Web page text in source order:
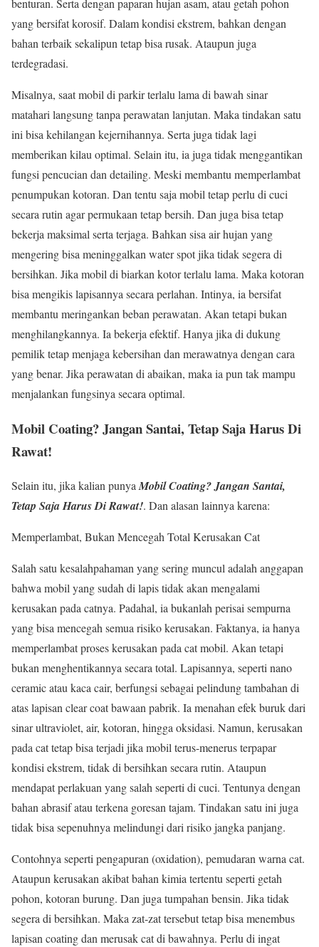
benturan. Serta dengan paparan hujan asam, atau getah pohon
yang bersifat korosif. Dalam kondisi ekstrem, bahkan dengan
bahan terbaik sekalipun tetap bisa rusak. Ataupun juga
terdegradasi.
Misalnya, saat mobil di parkir terlalu lama di bawah sinar
matahari langsung tanpa perawatan lanjutan. Maka tindakan satu
ini bisa kehilangan kejernihannya. Serta juga tidak lagi
memberikan kilau optimal. Selain itu, ia juga tidak menggantikan
fungsi pencucian dan detailing. Meski membantu memperlambat
penumpukan kotoran. Dan tentu saja mobil tetap perlu di cuci
secara rutin agar permukaan tetap bersih. Dan juga bisa tetap
bekerja maksimal serta terjaga. Bahkan sisa air hujan yang
mengering bisa meninggalkan water spot jika tidak segera di
bersihkan. Jika mobil di biarkan kotor terlalu lama. Maka kotoran
bisa mengikis lapisannya secara perlahan. Intinya, ia bersifat
membantu meringankan beban perawatan. Akan tetapi bukan
menghilangkannya. Ia bekerja efektif. Hanya jika di dukung
pemilik tetap menjaga kebersihan dan merawatnya dengan cara
yang benar. Jika perawatan di abaikan, maka ia pun tak mampu
menjalankan fungsinya secara optimal.
Mobil Coating? Jangan Santai, Tetap Saja Harus Di
Rawat!
Selain itu, jika kalian punyaMobil Coating? Jangan Santai,
Tetap Saja Harus Di Rawat!. Dan alasan lainnya karena:
Memperlambat, Bukan Mencegah Total Kerusakan Cat
Salah satu kesalahpahaman yang sering muncul adalah anggapan
bahwa mobil yang sudah di lapis tidak akan mengalami
kerusakan pada catnya. Padahal, ia bukanlah perisai sempurna
yang bisa mencegah semua risiko kerusakan. Faktanya, ia hanya
memperlambat proses kerusakan pada cat mobil. Akan tetapi
bukan menghentikannya secara total. Lapisannya, seperti nano
ceramic atau kaca cair, berfungsi sebagai pelindung tambahan di
atas lapisan clear coat bawaan pabrik. Ia menahan efek buruk dari
sinar ultraviolet, air, kotoran, hingga oksidasi. Namun, kerusakan
pada cat tetap bisa terjadi jika mobil terus-menerus terpapar
kondisi ekstrem, tidak di bersihkan secara rutin. Ataupun
mendapat perlakuan yang salah seperti di cuci. Tentunya dengan
bahan abrasif atau terkena goresan tajam. Tindakan satu ini juga
tidak bisa sepenuhnya melindungi dari risiko jangka panjang.
Contohnya seperti pengapuran (oxidation), pemudaran warna cat.
Ataupun kerusakan akibat bahan kimia tertentu seperti getah
pohon, kotoran burung. Dan juga tumpahan bensin. Jika tidak
segera di bersihkan. Maka zat-zat tersebut tetap bisa menembus
lapisan coating dan merusak cat di bawahnya. Perlu di ingat